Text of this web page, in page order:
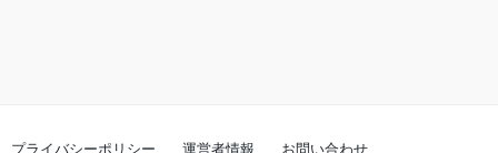
プライバシーポリシー 運営者情報 お問い合わせ